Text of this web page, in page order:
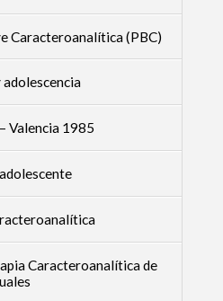
Caracteroanalítica (PBC)
Valencia 1985
Caracteroanalítica de